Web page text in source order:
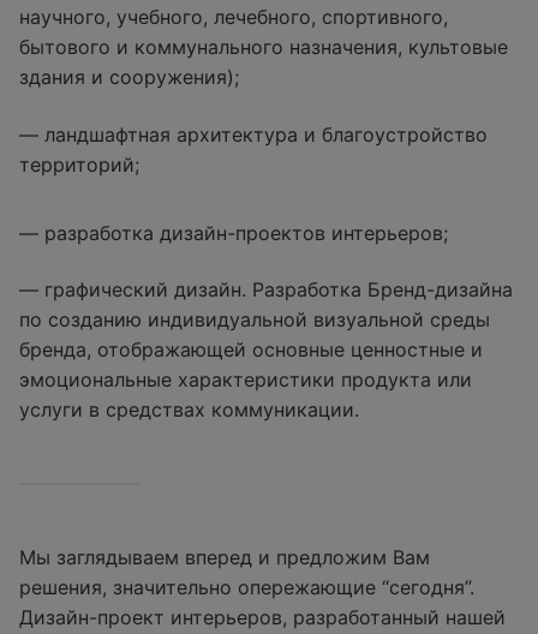
научного, учебного, лечебного, спортивного,
бытового и коммунального назначения, культовые
здания и сооружения);
— ландшафтная архитектура и благоустройство
территорий;
— разработка дизайн-проектов интерьеров;
— графический дизайн. Разработка Бренд-дизайна
по созданию индивидуальной визуальной среды
бренда, отображающей основные ценностные и
эмоциональные характеристики продукта или
услуги в средствах коммуникации.
Мы заглядываем вперед и предложим Вам
решения, значительно опережающие “сегодня”.
Дизайн-проект интерьеров, разработанный нашей